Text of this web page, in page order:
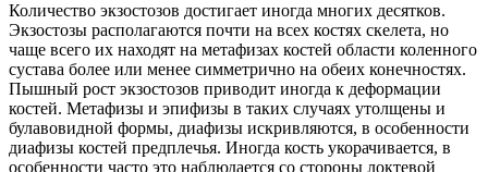
Количество экзостозов достигает иногда многих десятков.
Экзостозы располагаются почти на всех костях скелета, но
чаще всего их находят на метафизах костей области коленного
сустава более или менее симметрично на обеих конечностях.
Пышный рост экзостозов приводит иногда к деформации
костей. Метафизы и эпифизы в таких случаях утолщены и
булавовидной формы, диафизы искривляются, в особенности
диафизы костей предплечья. Иногда кость укорачивается, в
особенности часто это наблюдается со стороны локтевой